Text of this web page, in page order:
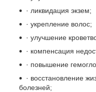
· ликвидация экзем;
· укрепление волос;
· улучшение
· компенсация
· повышение
· восстановление
болезней;